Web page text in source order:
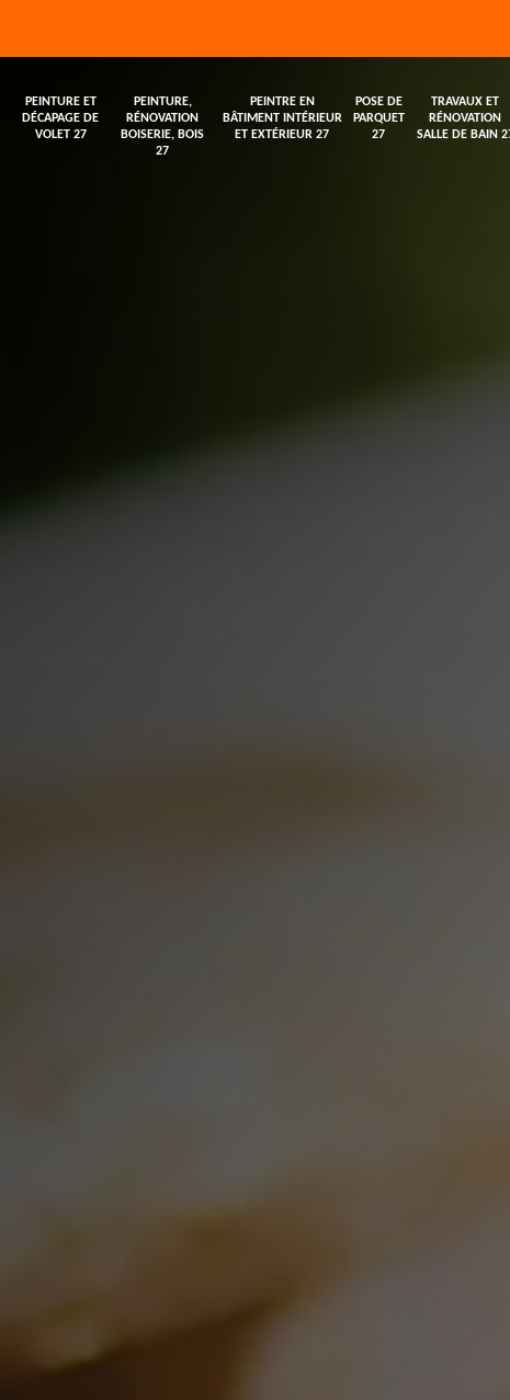
PEINTURE ET
DÉCAPAGE DE
VOLET 27
PEINTURE,
RÉNOVATION
BOISERIE, BOIS
27
PEINTRE EN
BÂTIMENT INTÉRIEUR
ET EXTÉRIEUR 27
POSE DE
PARQUET
27
TRAVAUX ET
RÉNOVATION
SALLE DE BAIN